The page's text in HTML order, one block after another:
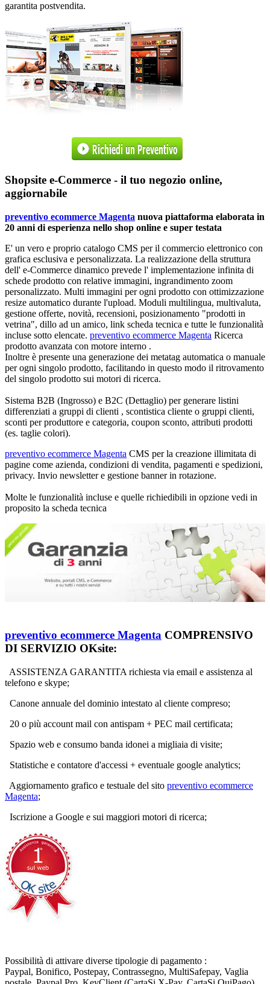
garantita postvendita.
Shopsite e-Commerce - il tuo negozio online,
aggiornabile
preventivo ecommerce Magenta nuova piattaforma elaborata in
20 anni di esperienza nello shop online e super testata
E' un vero e proprio catalogo CMS per il commercio elettronico con
grafica esclusiva e personalizzata. La realizzazione della struttura
dell' e-Commerce dinamico prevede l' implementazione infinita di
schede prodotto con relative immagini, ingrandimento zoom
personalizzato. Multi immagini per ogni prodotto con ottimizzazione
resize automatico durante l'upload. Moduli multilingua, multivaluta,
gestione offerte, novità, recensioni, posizionamento "prodotti in
vetrina", dillo ad un amico, link scheda tecnica e tutte le funzionalità
incluse sotto elencate. preventivo ecommerce Magenta Ricerca
prodotto avanzata con motore interno .
Inoltre è presente una generazione dei metatag automatica o manuale
per ogni singolo prodotto, facilitando in questo modo il ritrovamento
del singolo prodotto sui motori di ricerca.
Sistema B2B (Ingrosso) e B2C (Dettaglio) per generare listini
differenziati a gruppi di clienti , scontistica cliente o gruppi clienti,
sconti per produttore e categoria, coupon sconto, attributi prodotti
(es. taglie colori).
preventivo ecommerce Magenta CMS per la creazione illimitata di
pagine come azienda, condizioni di vendita, pagamenti e spedizioni,
privacy. Invio newsletter e gestione banner in rotazione.
Molte le funzionalità incluse e quelle richiedibili in opzione vedi in
proposito la scheda tecnica
preventivo ecommerce Magenta COMPRENSIVO
DI SERVIZIO OKsite:
ASSISTENZA GARANTITA richiesta via email e assistenza al
telefono e skype;
Canone annuale del dominio intestato al cliente compreso;
20 o più account mail con antispam + PEC mail certificata;
Spazio web e consumo banda idonei a migliaia di visite;
Statistiche e contatore d'accessi + eventuale google analytics;
Aggiornamento grafico e testuale del sito preventivo ecommerce
Magenta;
Iscrizione a Google e sui maggiori motori di ricerca;
Possibilità di attivare diverse tipologie di pagamento :
Paypal, Bonifico, Postepay, Contrassegno, MultiSafepay, Vaglia